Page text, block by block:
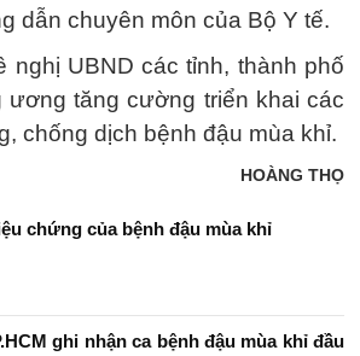
dẫn chuyên môn của Bộ Y tế.
nghị UBND các tỉnh, thành phố
ương tăng cường triển khai các
chống dịch bệnh đậu mùa khỉ.
HOÀNG THỌ
chứng của bệnh đậu mùa khỉ
ghi nhận ca bệnh đậu mùa khỉ đầu